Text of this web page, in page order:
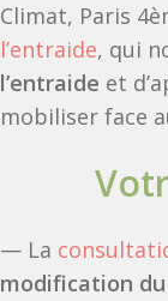
Climat, Paris
l’entraide, qui
l’entraide et
mobiliser face
— La
modification du